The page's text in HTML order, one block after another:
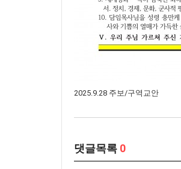
2025.9.28 주보/구역교안
댓글목록 0